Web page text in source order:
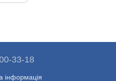
33-18
інформація